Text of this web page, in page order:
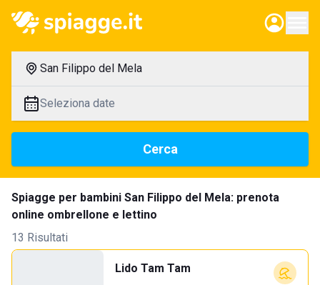
San Filippo del Mela
Seleziona date
Cerca
Spiagge per bambini San Filippo del Mela: prenota
online ombrellone e lettino
13 Risultati
Lido Tam Tam